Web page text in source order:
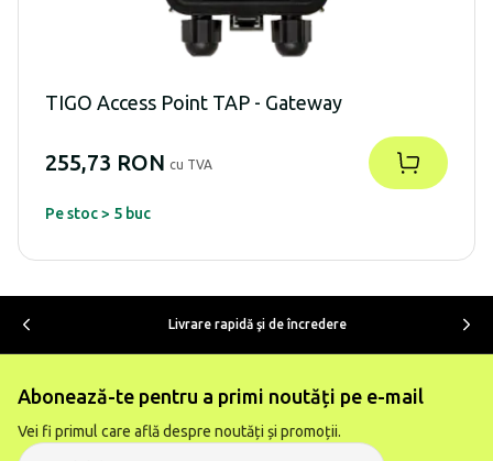
TIGO Access Point TAP - Gateway
255,73 RON cu TVA
Pe stoc > 5 buc
Livrare rapidă şi de încredere
Abonează-te pentru a primi noutăți pe e-mail
Vei fi primul care află despre noutăți și promoții.